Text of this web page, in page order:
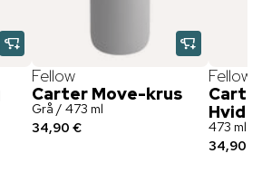
Fellow
Carter Move-krus
Grå / 473 ml
34,90 €
Fellow
Hvid
473 ml
34,90 €